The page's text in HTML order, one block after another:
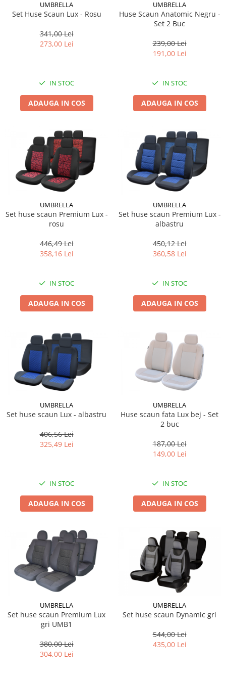
UMBRELLA
Set Huse Scaun Lux - Rosu
341,00 Lei
273,00 Lei
IN STOC
ADAUGA IN COS
UMBRELLA
Huse Scaun Anatomic Negru -
Set 2 Buc
239,00 Lei
191,00 Lei
IN STOC
ADAUGA IN COS
UMBRELLA
Set huse scaun Premium Lux -
rosu
446,49 Lei
358,16 Lei
IN STOC
ADAUGA IN COS
UMBRELLA
Set huse scaun Premium Lux -
albastru
450,12 Lei
360,58 Lei
IN STOC
ADAUGA IN COS
UMBRELLA
Set huse scaun Lux - albastru
406,56 Lei
325,49 Lei
IN STOC
ADAUGA IN COS
UMBRELLA
Huse scaun fata Lux bej - Set
2 buc
187,00 Lei
149,00 Lei
IN STOC
ADAUGA IN COS
UMBRELLA
Set huse scaun Premium Lux
gri UMB1
380,00 Lei
304,00 Lei
UMBRELLA
Set huse scaun Dynamic gri
544,00 Lei
435,00 Lei